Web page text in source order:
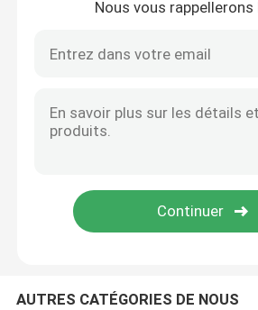
Nous vous
AUTRES CATÉGORIES DE NOUS